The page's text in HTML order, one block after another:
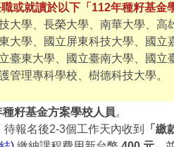
或就讀於以下「112年種籽基金
大學、長榮大學、南華大學、
大學、國立屏東科技大學、國
臺東大學、國立臺南大學、國
管理專科學校、樹德科技大學。
籽基金方案學校人員。
名後2-3個工作天內收到
「繳